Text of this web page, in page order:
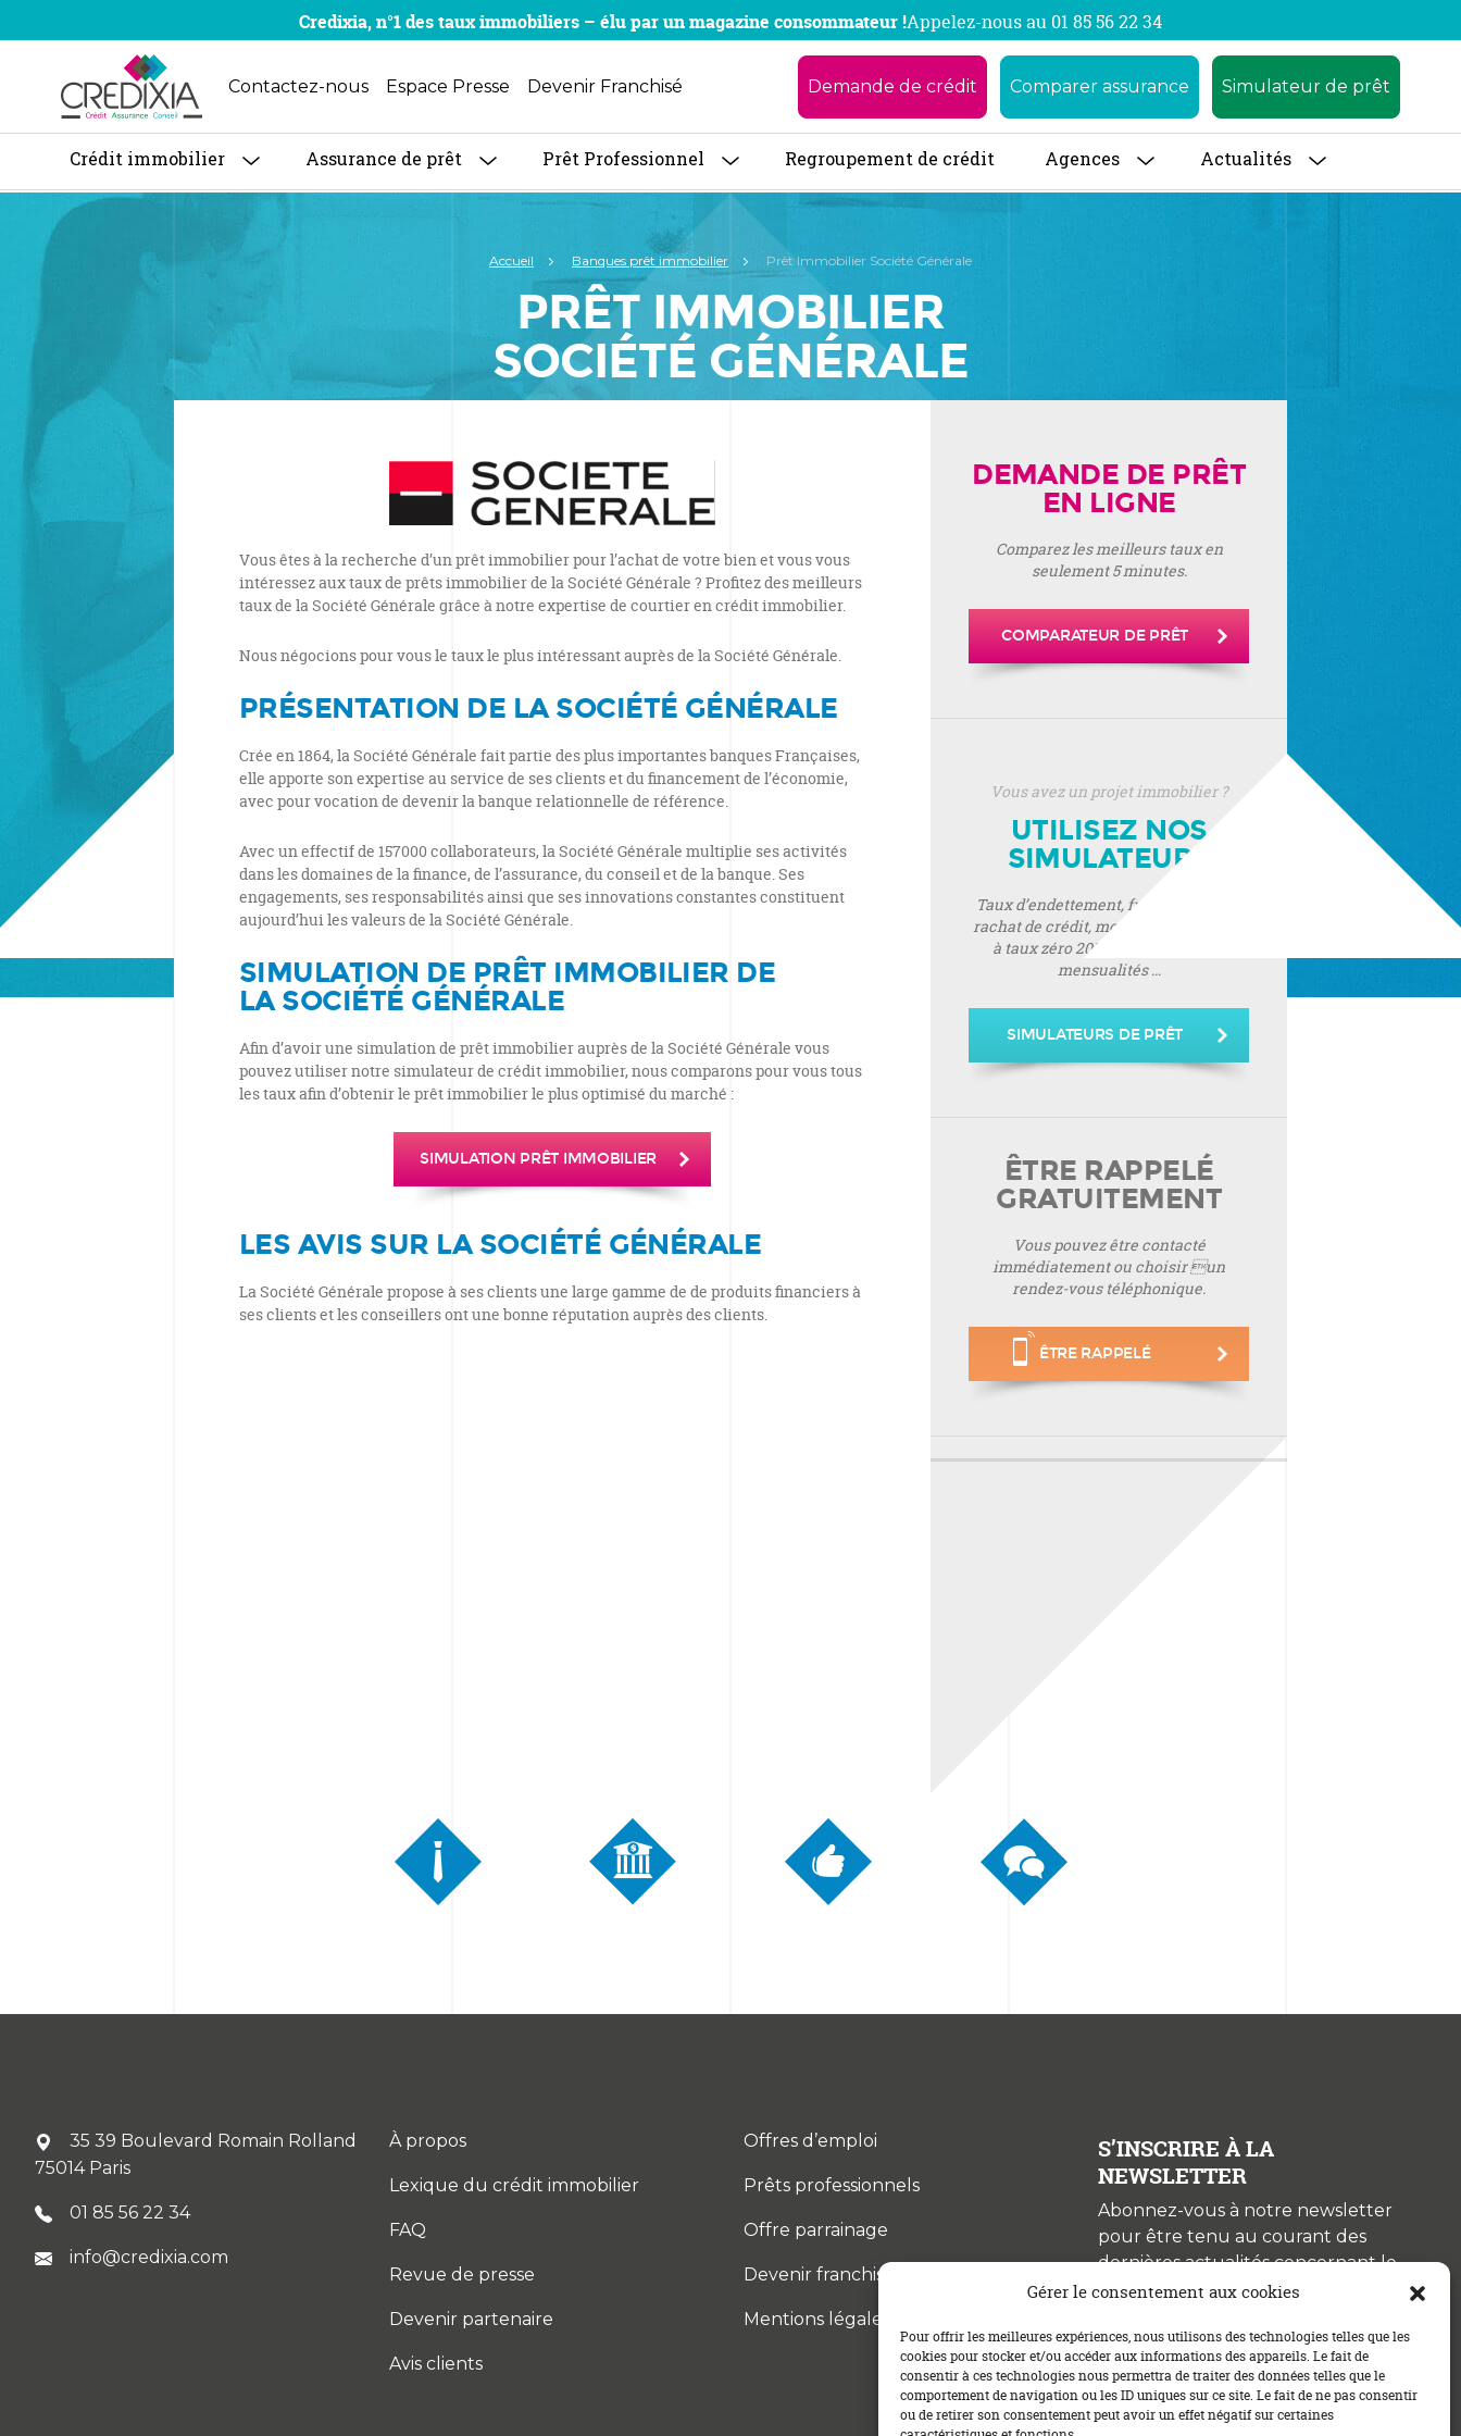
Gérer le consentement aux cookies
Pour offrir les meilleures expériences, nous utilisons des technologies telles que les
cookies pour stocker et/ou accéder aux informations des appareils. Le fait de
consentir à ces technologies nous permettra de traiter des données telles que le
comportement de navigation ou les ID uniques sur ce site. Le fait de ne pas consentir
ou de retirer son consentement peut avoir un effet négatif sur certaines
Credixia, n°1 des taux immobiliers – élu par un magazine consommateur !Appelez-nous au 01 85 56 22 34
Contactez-nous Espace Presse Devenir Franchisé Demande de crédit Comparer assurance Simulateur de prêt
Crédit immobilier Assurance de prêt Prêt Professionnel Regroupement de crédit Agences Actualités
Accueil Banques prêt immobilier Prêt Immobilier Société Générale
PRÊT IMMOBILIER
SOCIÉTÉ GÉNÉRALE
Vous êtes à la recherche d’un prêt immobilier pour l’achat de votre bien et vous vous
intéressez aux taux de prêts immobilier de la Société Générale ? Profitez des meilleurs
taux de la Société Générale grâce à notre expertise de courtier en crédit immobilier.
Nous négocions pour vous le taux le plus intéressant auprès de la Société Générale.
PRÉSENTATION DE LA SOCIÉTÉ GÉNÉRALE
Crée en 1864, la Société Générale fait partie des plus importantes banques Françaises,
elle apporte son expertise au service de ses clients et du financement de l’économie,
avec pour vocation de devenir la banque relationnelle de référence.
Avec un effectif de 157000 collaborateurs, la Société Générale multiplie ses activités
dans les domaines de la finance, de l’assurance, du conseil et de la banque. Ses
engagements, ses responsabilités ainsi que ses innovations constantes constituent
aujourd’hui les valeurs de la Société Générale.
SIMULATION DE PRÊT IMMOBILIER DE
LA SOCIÉTÉ GÉNÉRALE
Afin d’avoir une simulation de prêt immobilier auprès de la Société Générale vous
pouvez utiliser notre simulateur de crédit immobilier, nous comparons pour vous tous
les taux afin d’obtenir le prêt immobilier le plus optimisé du marché :
SIMULATION PRÊT IMMOBILIER
LES AVIS SUR LA SOCIÉTÉ GÉNÉRALE
La Société Générale propose à ses clients une large gamme de de produits financiers à
ses clients et les conseillers ont une bonne réputation auprès des clients.
DEMANDE DE PRÊT
EN LIGNE
Comparez les meilleurs taux en
seulement 5 minutes.
COMPARATEUR DE PRÊT
Vous avez un projet immobilier ?
UTILISEZ NOS
SIMULATEURS
Taux d’endettement, frais de notaire,
rachat de crédit, montant de prêt, prêt
à taux zéro 2019, montant de vos
mensualités ...
SIMULATEURS DE PRÊT
ÊTRE RAPPELÉ
GRATUITEMENT
Vous pouvez être contacté
immédiatement ou choisir un
rendez-vous téléphonique.
ÊTRE RAPPELÉ
35 39 Boulevard Romain Rolland
75014 Paris
01 85 56 22 34
info@credixia.com
À propos
Lexique du crédit immobilier
FAQ
Revue de presse
Devenir partenaire
Avis clients
Offres d’emploi
Prêts professionnels
Offre parrainage
Devenir franchisé
Mentions légales
S’INSCRIRE À LA
NEWSLETTER
Abonnez-vous à notre newsletter
pour être tenu au courant des
dernières actualités concernant le
crédit immobilier !